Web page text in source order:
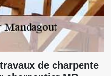
de charpente